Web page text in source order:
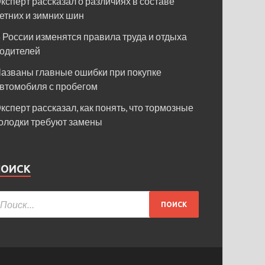
и зимних шин
России изменятся правила труда и отдыха
главные ошибки при покупке
с пробегом
рассказал, как понять, что тормозные
требуют замены